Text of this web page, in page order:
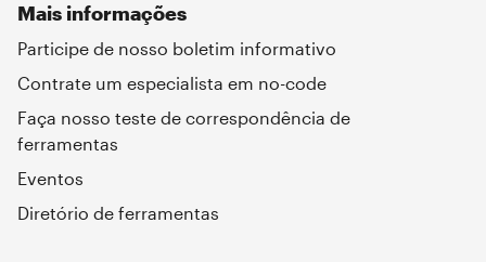
Mais informações
Participe de nosso boletim informativo
Contrate um especialista em no-code
Faça nosso teste de correspondência de
ferramentas
Eventos
Diretório de ferramentas